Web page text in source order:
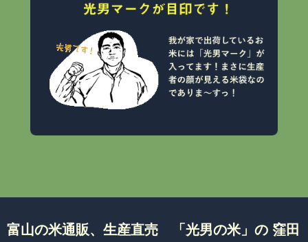
富山の米通販、生産直売 「光男の米」の 窪田